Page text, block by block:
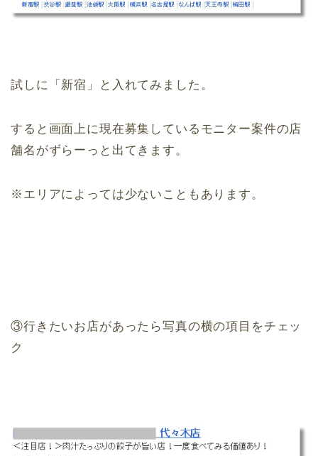
試しに「新宿」と入れてみました。
すると画面上に現在募集しているモニター案件の店
舗名がずらーっと出てきます。
※エリアによっては少ないこともあります。
③行きたいお店があったら写真の横の項目をチェッ
ク